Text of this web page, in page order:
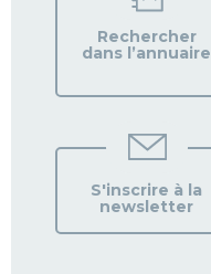
Rechercher
dans l’annuaire
S'inscrire à la
newsletter